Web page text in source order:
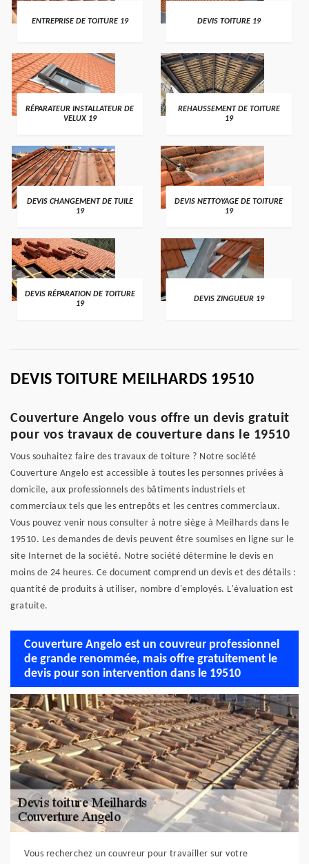
ENTREPRISE DE TOITURE 19 DEVIS TOITURE 19
RÉPARATEUR INSTALLATEUR DE
VELUX 19
REHAUSSEMENT DE TOITURE
19
DEVIS CHANGEMENT DE TUILE
19
DEVIS NETTOYAGE DE TOITURE
19
DEVIS RÉPARATION DE TOITURE
19
DEVIS ZINGUEUR 19
DEVIS TOITURE MEILHARDS 19510
Couverture Angelo vous offre un devis gratuit
pour vos travaux de couverture dans le 19510
Vous souhaitez faire des travaux de toiture ? Notre société
Couverture Angelo est accessible à toutes les personnes privées à
domicile, aux professionnels des bâtiments industriels et
commerciaux tels que les entrepôts et les centres commerciaux.
Vous pouvez venir nous consulter à notre siège à Meilhards dans le
19510. Les demandes de devis peuvent être soumises en ligne sur le
site Internet de la société. Notre société détermine le devis en
moins de 24 heures. Ce document comprend un devis et des détails :
quantité de produits à utiliser, nombre d'employés. L'évaluation est
gratuite.
Couverture Angelo est un couvreur professionnel
de grande renommée, mais offre gratuitement le
devis pour son intervention dans le 19510
Vous recherchez un couvreur pour travailler sur votre